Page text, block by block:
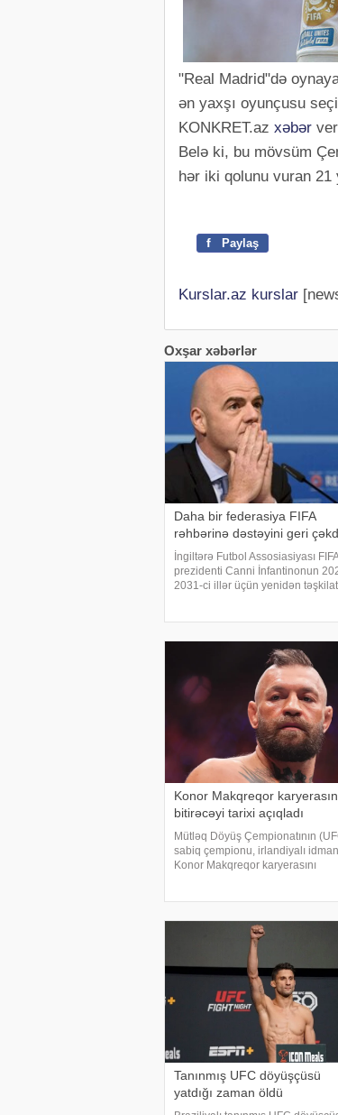
"Real Madrid"də
ən yaxşı oyunçusu
KONKRET.az xəbər
Belə ki, bu mövsüm
hər iki qolunu vuran
f Paylaş
Kurslar.az kurslar
Oxşar xəbərlər
Daha bir federasiya FIFA
rəhbərinə dəstəyini geri
İngiltərə Futbol Assosiasiyası
prezidenti Canni İnfantinonun
2031-ci illər üçün yenidən
nın düny
Konor Makqreqor
bitirəcəyi tarixi açıqladı
Mütləq Döyüş Çempionatının
sabiq çempionu, irlandiyalı
Konor Makqreqor karyerasını
Makqreqor so
Tanınmış UFC döyüşçüsü
yatdığı zaman öldü